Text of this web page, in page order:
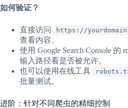
如何验证？
直接访问 https://
查看内容。
使用 Google Search Console 的
输入路径看是否被允许。
也可以使用在线工具
批量测试。
进阶：针对不同爬虫的精细控制